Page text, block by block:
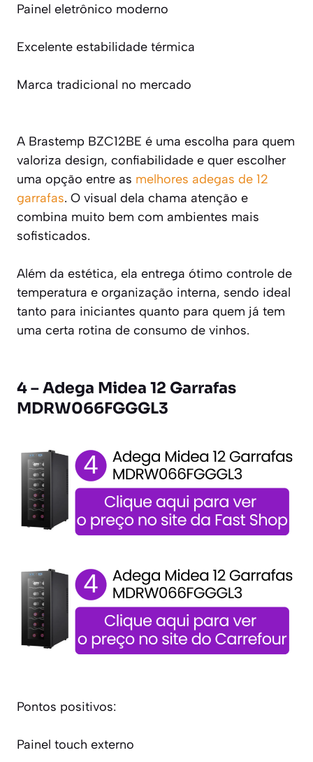
Painel eletrônico moderno
Excelente estabilidade térmica
Marca tradicional no mercado
A Brastemp BZC12BE é uma escolha para quem
valoriza design, confiabilidade e quer escolher
uma opção entre as melhores adegas de 12
garrafas. O visual dela chama atenção e
combina muito bem com ambientes mais
sofisticados.
Além da estética, ela entrega ótimo controle de
temperatura e organização interna, sendo ideal
tanto para iniciantes quanto para quem já tem
uma certa rotina de consumo de vinhos.
4 – Adega Midea 12 Garrafas
MDRW066FGGGL3
Pontos positivos:
Painel touch externo